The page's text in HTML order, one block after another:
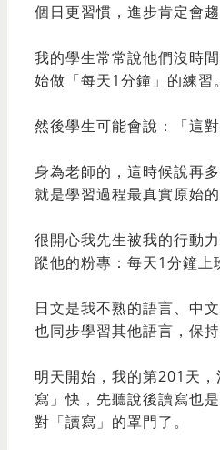
個日更習慣，進步肯定會趨
我的學生常常說他們沒時
始做「每天1分鐘」的練習。
然後學生可能會說：「這
身為老師的，這時候說再
就是學習過程最真實原始的
很開心我先生被我的行動
蹤他的粉專：每天1分鐘上
日文是我不熟的語言、中
也同步學習其他語言，保
明天開始，我的第201天
寫」快，先聽說後讀寫也
對「讀寫」的罩門了。